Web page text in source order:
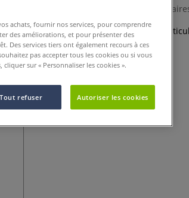
9
Plaques de linoléum souples,
Plus
achats, fournir nos services, pour comprendre
des améliorations, et pour présenter des
Des services tiers ont également recours à ces
pas accepter tous les cookies ou si vous
sur « Personnaliser les cookies ».
Tout refuser Autoriser les cookies